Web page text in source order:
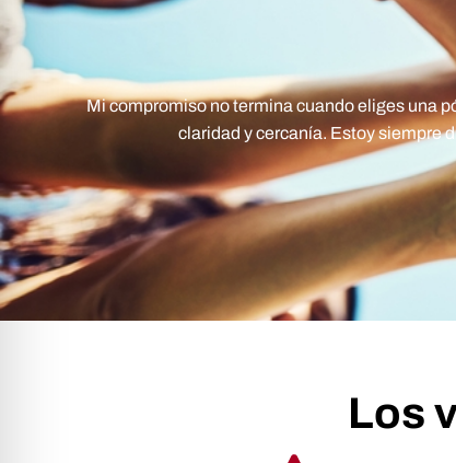
Mi compromiso no termina cuando eliges una
claridad y cercanía. Estoy siempre
Los